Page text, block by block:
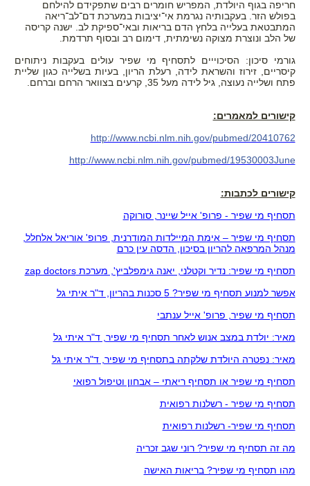
חריפה בגוף היולדת, המפריש חומרים רבים שתפקידם להילחם
בפולש הזר. בעקבותיה נגרמת אי־יציבות במערכת דם־לב־ריאה
המתבטאת בעלייה בלחץ הדם בריאות ובאי־ספיקת לב. ישנה קריסה
של הלב ונוצרת מצוקה נשימתית, דימום רב ובסוף תרדמת.
גורמי סיכון: הסיכוייים לתסחיף מי שפיר עולים בעקבות ניתוחים
קיסריים, זירוז והשראת לידה, רעלת הריון, בעיות בשלייה כגון שליית
פתח ושלייה נעוצה, גיל לידה מעל 35, קרעים בצוואר הרחם וברחם.
קישורים למאמרים:
http://www.ncbi.nlm.nih.gov/pubmed/20410762
http://www.ncbi.nlm.nih.gov/pubmed/19530003June
קישורים לכתבות:
תסחיף מי שפיר - פרופ' אייל שיינר, סורוקה
תסחיף מי שפיר – אימת המיילדות המודרנית, פרופ' אוריאל אלחלל,
מנהל המרפאה להריון בסיכון, הדסה עין כרם
תסחיף מי שפיר: נדיר וקטלני, יאנה גימפלביץ', מערכת zap doctors
אפשר למנוע תסחיף מי שפיר? 5 סכנות בהריון, ד"ר איתי גל
תסחיף מי שפיר, פרופ' אייל ענתבי
מאיר: יולדת במצב אנוש לאחר תסחיף מי שפיר, ד"ר איתי גל
מאיר: נפטרה היולדת שלקתה בתסחיף מי שפיר, ד"ר איתי גל
תסחיף מי שפיר או תסחיף ריאתי – אבחון וטיפול רפואי
תסחיף מי שפיר - רשלנות רפואית
תסחיף מי שפיר- רשלנות רפואית
מה זה תסחיף מי שפיר? רוני שגב זכריה
מהו תסחיף מי שפיר? בריאות האישה